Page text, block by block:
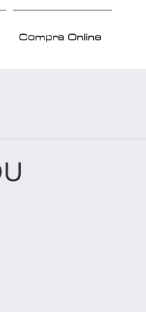
Compra Online